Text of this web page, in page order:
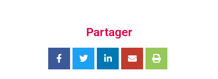
Partager